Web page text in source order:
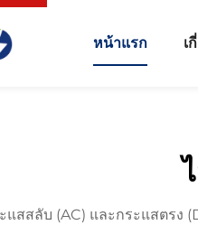
หน้าแรก เ
สสลับ (AC) และกระแสตรง